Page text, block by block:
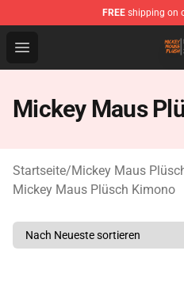
FREE shipping on
Open menu
Mickey Mouse Plush
Mickey Maus
Startseite/Mickey Maus
Mickey Maus Plüsch Kimono